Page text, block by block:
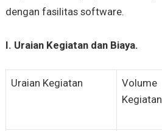
dengan fasilitas software.
I. Uraian Kegiatan dan Biaya.
Uraian Kegiatan
Volume
Kegiatan